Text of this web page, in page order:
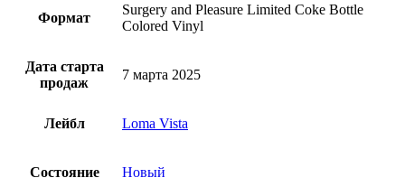
Формат
Surgery and Pleasure Limited Coke Bottle
Colored Vinyl
Дата старта
продаж
7 марта 2025
Лейбл Loma Vista
Состояние Новый